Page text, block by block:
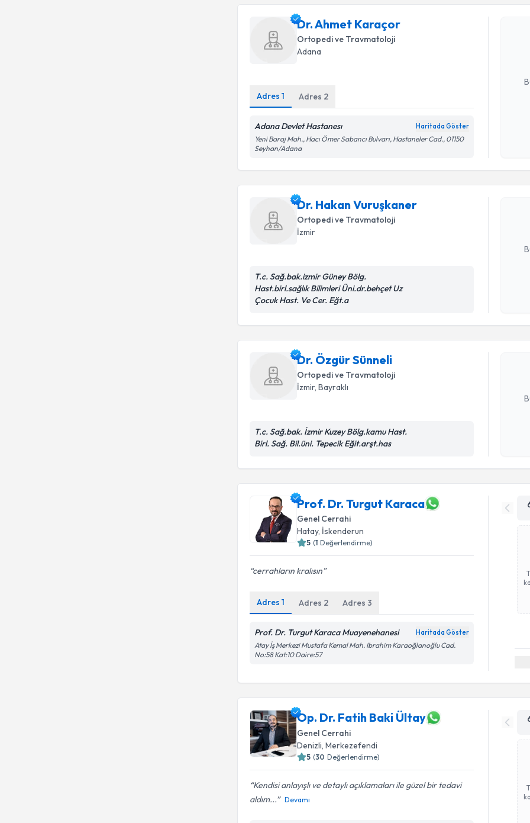
Dr. Ahmet Karaçor
Ortopedi ve Travmatoloji
Adana
Adres1 Adres 2
Adana Devlet Hastanesı Haritada Göster
Yeni Baraj Mah., Hacı Ömer Sabancı Bulvarı, Hastaneler Cad., 01150
Seyhan/Adana
Dr. Ahmet
Dr. Hakan Vuruşkaner
Ortopedi ve Travmatoloji
İzmir
T.c. Sağ.bak.izmir Güney Bölg.
Hast.birl.sağlık Bilimleri Üni.dr.behçet Uz
Çocuk Hast. Ve Cer. Eğt.a
Dr.
Size bu
Dr. Özgür Sünneli
Ortopedi ve Travmatoloji
İzmir, Bayraklı
T.c. Sağ.bak. İzmir Kuzey Bölg.kamu Hast.
Birl. Sağ. Bil.üni. Tepecik Eğit.arşt.has
Prof. Dr. Turgut Karaca
Genel Cerrahi
Hatay, İskenderun
5 (1 Değerlendirme)
cerrahların kralısın
Adres1 Adres 2 Adres3
Prof. Dr. Turgut Karaca Muayenehanesi Haritada Göster
Atay İş Merkezi Mustafa Kemal Mah. Ibrahim Karaoğlanoğlu Cad.
No:58 Kat:10 Daire:57
Op. Dr. Fatih Baki Ültay
Genel Cerrahi
Denizli , Merkezefendi
5 (30 Değerlendirme)
Kendisi anlayışlı ve detaylı açıklamaları ile güzel bir tedavi
aldım...
Devamı